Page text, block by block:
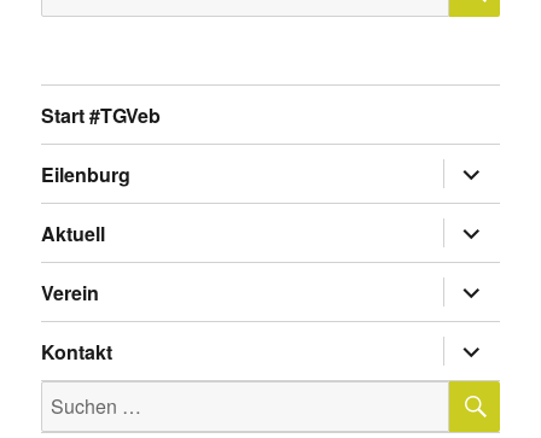
nach:
Start #TGVeb
Eilenburg
anzeigen
Aktuell
anzeigen
Verein
anzeigen
Kontakt
anzeigen
Suche
nach: